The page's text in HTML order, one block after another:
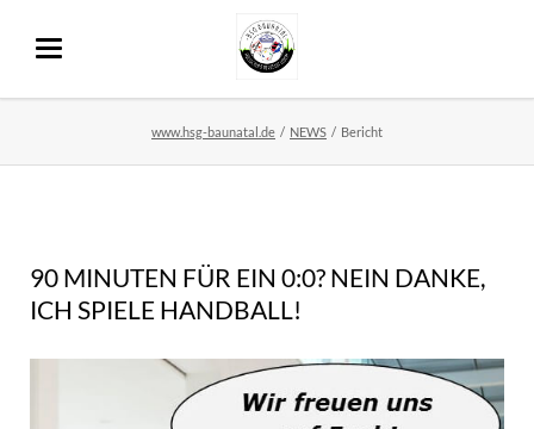
www.hsg-baunatal.de NEWS Bericht
90 MINUTEN FÜR EIN 0:0? NEIN DANKE,
ICH SPIELE HANDBALL!